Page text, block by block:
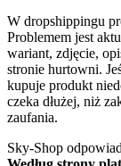
W dropshippingu
Problemem jest
wariant, zdjęcie,
stronie hurtowni.
kupuje produkt
czeka dłużej, niż
zaufania.
Sky-Shop